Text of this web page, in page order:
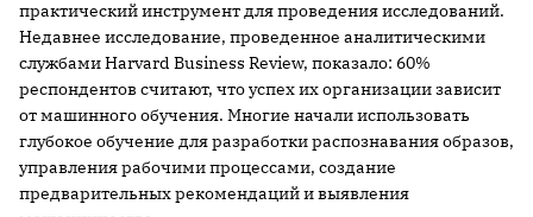
практический инструмент для проведения исследований.
Недавнее исследование, проведенное аналитическими
службами Harvard Business Review, показало: 60%
респондентов считают, что успех их организации зависит
от машинного обучения. Многие начали использовать
глубокое обучение для разработки распознавания образов,
управления рабочими процессами, создание
предварительных рекомендаций и выявления